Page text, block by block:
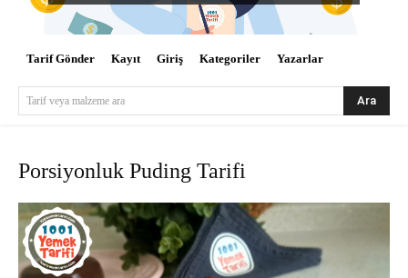
Tarif Gönder Kayıt Giriş Kategoriler Yazarlar
Tarif veya malzeme ara Ara
Porsiyonluk Puding Tarifi